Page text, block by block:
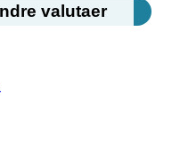
valutaer